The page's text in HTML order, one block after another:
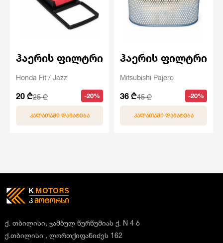
ჰაერის ფილტრი
Honda Fit / Jazz
20 ₾25 ₾ -20%
ᲙᲐᲚᲐᲗᲐᲨᲘ ᲓᲐᲛᲐᲢᲔᲑᲐ
ჰაერის ფილტრი
Mitsubishi Pajero
36 ₾45 ₾ -20%
ᲙᲐᲚᲐᲗᲐᲨᲘ ᲓᲐᲛᲐᲢᲔᲑᲐ
ქ. თბილისი, ჯამბულ წურწუმიას ქ. N 4 ბ
ქ.თბილისი , ლორთქიფანიძეს 162